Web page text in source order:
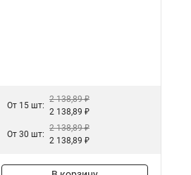
От 15 шт:
2 138,89 ₽
2 138,89 ₽
От 30 шт:
2 138,89 ₽
2 138,89 ₽